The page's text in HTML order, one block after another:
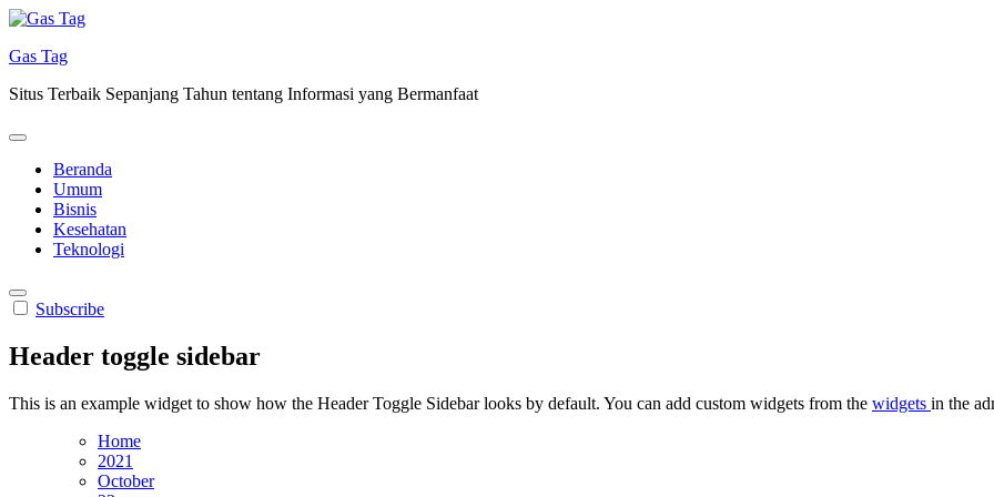
Skip
content
Gas Tag
Situs Terbaik Sepanjang Tahun tentang Informasi yang Bermanfaat
Beranda
Umum
Bisnis
Kesehatan
Teknologi
Subscribe
Header toggle sidebar
This is an example widget to show how the Header Toggle Sidebar looks by default. You can add custom widgets from the widgets in the
Home
2021
October